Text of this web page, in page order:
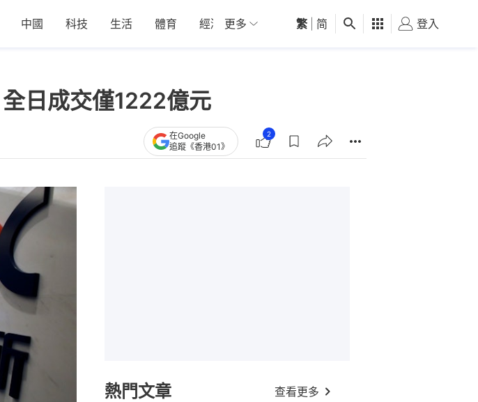
中國 科技 生活 體育 經濟 01深圳 觀點 健康 好食玩飛
更多 繁 简 登入
日成交僅1222億元
在Google
追蹤《香港01》
2
熱門文章 查看更多